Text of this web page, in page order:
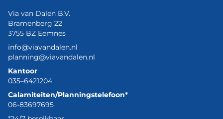
Via van Dalen B.V.
Bramenberg 22
3755 BZ Eemnes
info@viavandalen.nl
planning@viavandalen.nl
Kantoor
035–6421204
Calamiteiten/Planningstelefoon*
06-83697695